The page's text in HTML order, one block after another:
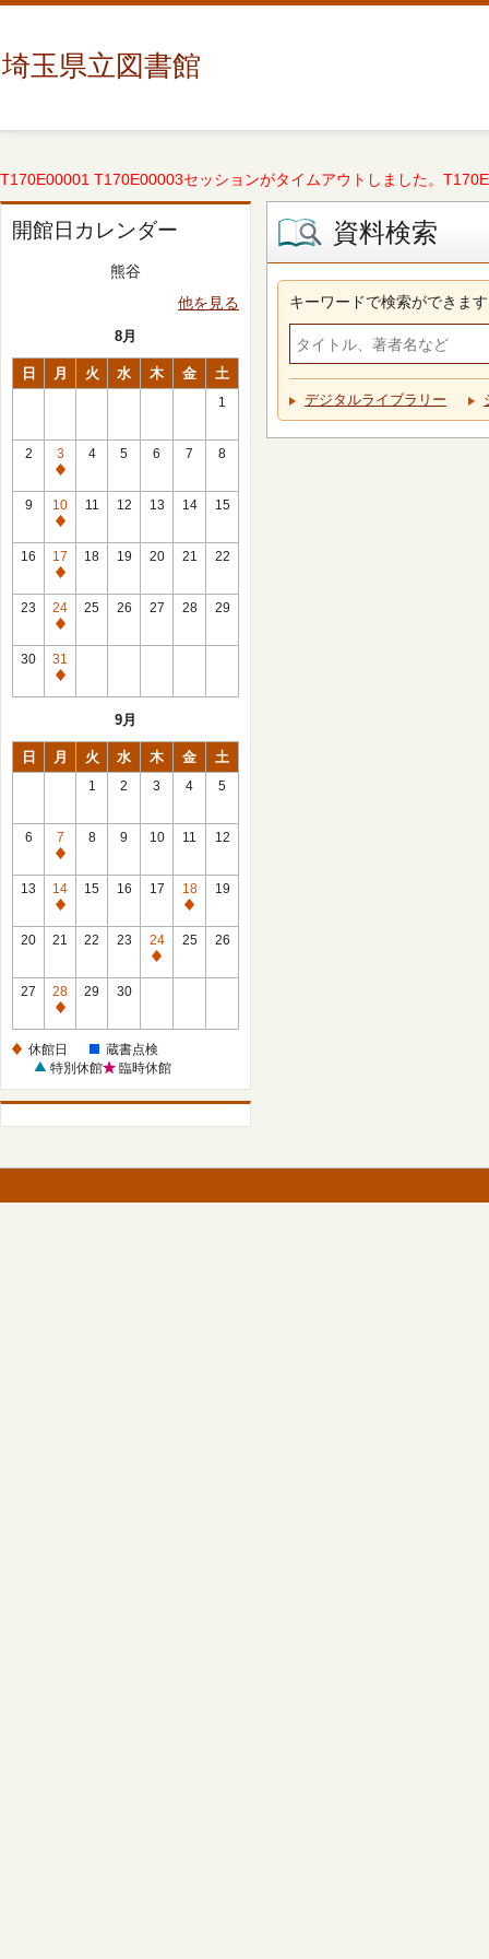
埼玉県立図書館
T170E00001 T170E00003セッションがタイムアウトしました。
開館日カレンダー
熊谷
他を見る
8月
日 月 火 水 木 金 土
1
2
3
休
館
日
4 5 6 7 8
9
10
休
館
日
11 12 13 14 15
16
17
休
館
日
18 19 20 21 22
23
24
休
館
日
25 26 27 28 29
30
31
休
9月
日 月 火 水 木 金 土
1 2 3 4 5
6
7
休
館
日
8 9 10 11 12
13
14
休
館
15 16 17
18
休
館
19
20 21 22 23
24
休
25 26
27
28
休
日
29 30
休館日
蔵書点検
特別休館
臨時休館
資料検索
キーワードで検索ができます
デジタルライブラリー